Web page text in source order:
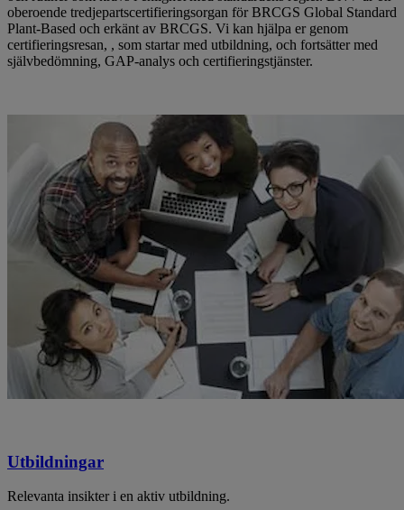
oberoende tredjepartscertifieringsorgan för BRCGS Global Standard
Plant-Based och erkänt av BRCGS. Vi kan hjälpa er genom
certifieringsresan, , som startar med utbildning, och fortsätter med
självbedömning, GAP-analys och certifieringstjänster.
Utbildningar
Relevanta insikter i en aktiv utbildning.